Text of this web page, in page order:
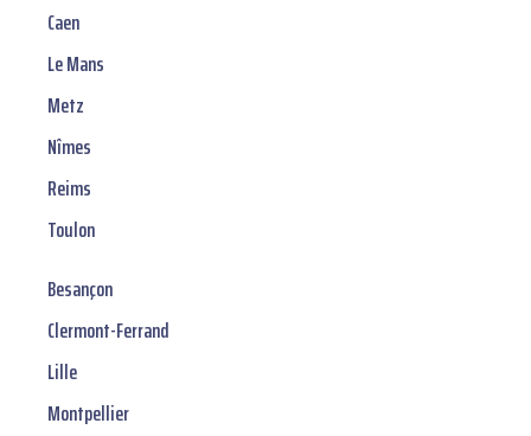
Caen
Le Mans
Metz
Nîmes
Reims
Toulon
Besançon
Clermont-Ferrand
Lille
Montpellier